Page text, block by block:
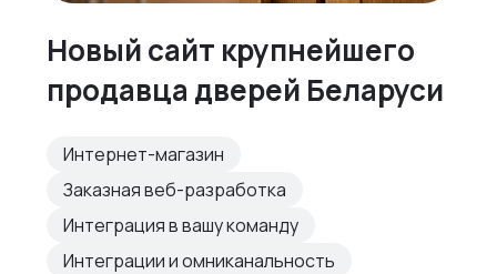
Новый сайт крупнейшего
продавца дверей Беларуси
Интернет-магазин
Заказная веб-разработка
Интеграция в вашу команду
Интеграции и омниканальность